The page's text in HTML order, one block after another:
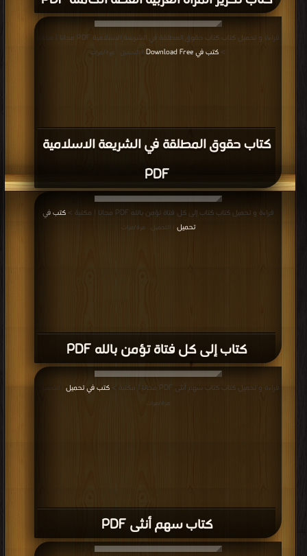
كتاب حقوق المطلقة في الشريعة الاسلامية
PDF
قراءة و تحميل كتاب كتاب حقوق المطلقة في الشريعة الاسلامية PDF مجانا | مكتبة
> كتب في Download Free | التحميل : مرة/مرات
كتاب إلى كل فتاة تؤمن بالله PDF
قراءة و تحميل كتاب كتاب إلى كل فتاة تؤمن بالله PDF مجانا | مكتبة >
كتب في
تحميل
| التحميل : مرة/مرات
كتاب سهم أنثى PDF
قراءة و تحميل كتاب كتاب سهم أنثى PDF مجانا | مكتبة > كتب في تحميل
| التحميل :
مرة/مرات